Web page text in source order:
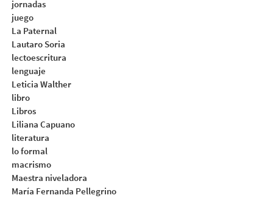
jornadas
juego
La Paternal
Lautaro Soria
lectoescritura
lenguaje
Leticia Walther
libro
Libros
Liliana Capuano
literatura
lo formal
macrismo
Maestra niveladora
María Fernanda Pellegrino